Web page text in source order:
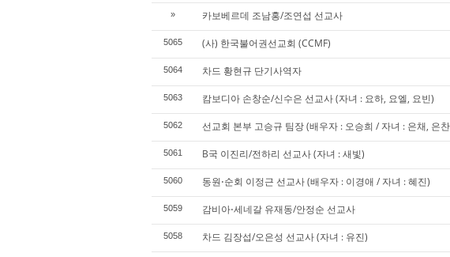
» 카보베르데 조남홍/조연섭 선교사
5065 (사) 한국불어권선교회 (CCMF)
5064 차드 황현규 단기사역자
5063 캄보디아 손창순/신수은 선교사 (자녀 : 요하, 요엘, 요빈)
5062 선교회 본부 고승규 팀장 (배우자 : 오승희 / 자녀 : 은채, 은
5061 B국 이진리/전하리 선교사 (자녀 : 새빛)
5060 동원⋅순회 이정근 선교사 (배우자 : 이경애 / 자녀 : 혜진)
5059 감비아⋅세네갈 유재동/안정순 선교사
5058 차드 김장섭/오은성 선교사 (자녀 : 유진)